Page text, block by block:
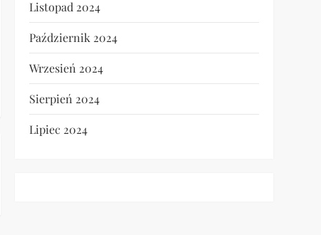
Listopad 2024
Październik 2024
Wrzesień 2024
Sierpień 2024
Lipiec 2024